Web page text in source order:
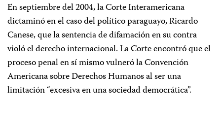
En septiembre del 2004, la Corte Interamericana
dictaminó en el caso del político paraguayo,Ricardo
Canese, que la sentencia de difamación en su contra
violó el derecho internacional. La Corte encontró que el
proceso penal en sí mismo vulneró la Convención
Americana sobre Derechos Humanos al ser una
limitación “excesiva en una sociedad democrática”.